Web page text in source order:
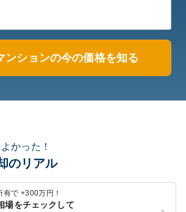
ンションの今の価格を知る
かった！
のリアル
有で +300万円！
場をチェックして